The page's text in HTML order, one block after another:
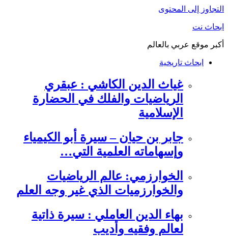
التجاوز إلى المحتوى
ابحاث نت
أكبر موقع عربي بالعالم
ابحاث تاريخية
غياث الدين الكاشي : عبقري
الرياضيات والفلك في الحضارة
الإسلامية
جابر بن حيان – سيرة أبو الكيمياء
وإسهاماته العلمية التي…
الخوارزمي: عالم الرياضيات
والخوارزميات الذي غير وجه العلم
بهاء الدين العاملي : سيرة ذاتية
لعالم وفقيه وأديب